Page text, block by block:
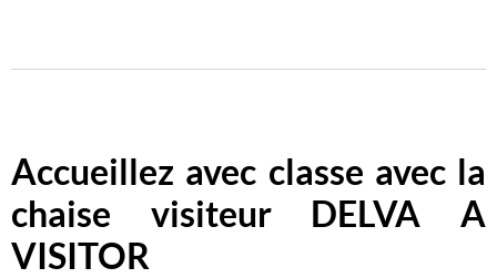
Accueillez avec classe avec la
chaise visiteur DELVA A
VISITOR